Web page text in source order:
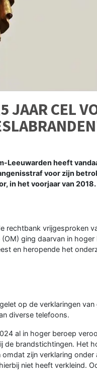
JAAR CEL
Leeuwarden heeft
voor zijn
in het voorjaar van 2018.
rechtbank vrijgesproken
ging daarvan in
en heropende het
op de verklaringen
diverse telefoons.
al in hoger beroep
de brandstichtingen. Het
zijn verklaring
niet heeft verkleind.